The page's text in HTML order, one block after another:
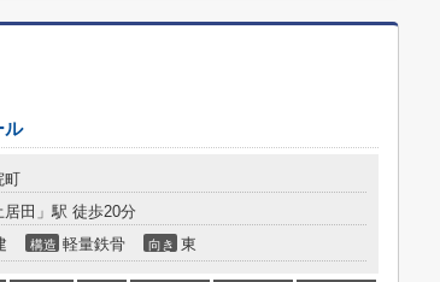
ル
町
田」駅 徒歩20分
構造 軽量鉄骨 向き 東